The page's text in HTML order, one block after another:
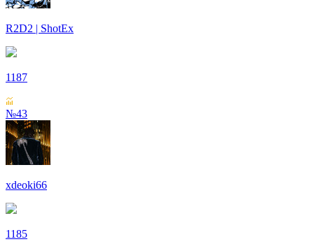
R2D2 | ShotEx
1187
№43
xdeoki66
1185